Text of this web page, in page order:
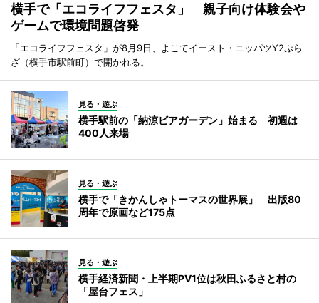
横手で「エコライフフェスタ」 親子向け体験会や
ゲームで環境問題啓発
「エコライフフェスタ」が8月9日、よこてイースト・ニッパツY2ぷら
ざ（横手市駅前町）で開かれる。
見る・遊ぶ
横手駅前の「納涼ビアガーデン」始まる 初週は
400人来場
見る・遊ぶ
横手で「きかんしゃトーマスの世界展」 出版80
周年で原画など175点
見る・遊ぶ
横手経済新聞・上半期PV1位は秋田ふるさと村の
「屋台フェス」